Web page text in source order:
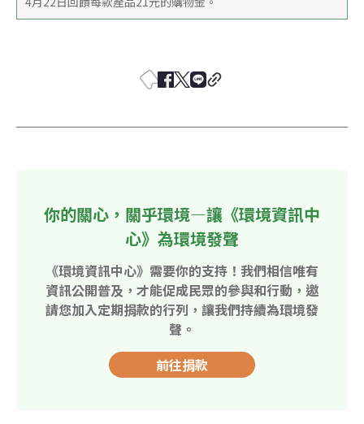
你的關心，關乎環境—讓《環境資訊中
心》為環境發聲
《環境資訊中心》需要你的支持！我們相信唯有
資訊公開普及，才能促成民眾的參與和行動，邀
請您加入定期捐款的行列，讓我們持續為環境發
聲。
前往捐款